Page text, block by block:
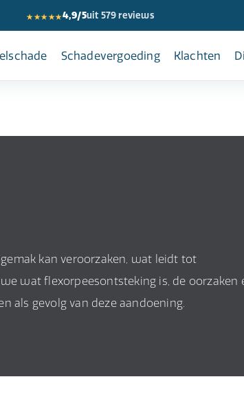
★★★★★4,9/5uit 579 reviews
Schadevergoeding Klachten
kan veroorzaken, wat leidt tot
wat flexorpeesontsteking is, de oorzaken
als gevolg van deze aandoening.